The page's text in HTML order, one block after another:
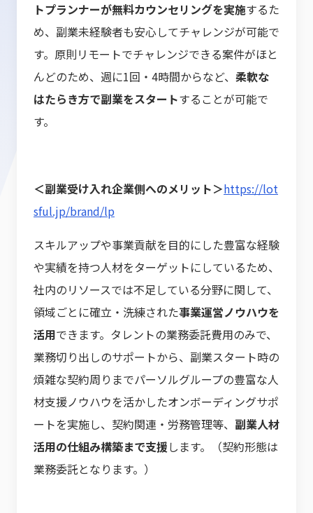
トプランナーが無料カウンセリングを実施するた
め、副業未経験者も安心してチャレンジが可能で
す。原則リモートでチャレンジできる案件がほと
んどのため、週に1回・4時間からなど、 柔軟な
はたらき方で副業をスタートすることが可能で
す。
＜副業受け入れ企業側へのメリット＞https://lot
sful.jp/brand/lp
スキルアップや事業貢献を目的にした豊富な経験
や実績を持つ人材をターゲットにしているため、
社内のリソースでは不足している分野に関して、
領域ごとに確立・洗練された事業運営ノウハウを
活用できます。タレントの業務委託費用のみで、
業務切り出しのサポートから、副業スタート時の
煩雑な契約周りまでパーソルグループの豊富な人
材支援ノウハウを活かしたオンボーディングサポ
ートを実施し、契約関連・労務管理等、 副業人材
活用の仕組み構築まで支援します。（契約形態は
業務委託となります。）